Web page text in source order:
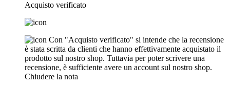
Acquisto verificato
Con "Acquisto verificato" si intende che la recensione
è stata scritta da clienti che hanno effettivamente acquistato il
prodotto sul nostro shop. Tuttavia per poter scrivere una
recensione, è sufficiente avere un account sul nostro shop.
Chiudere la nota